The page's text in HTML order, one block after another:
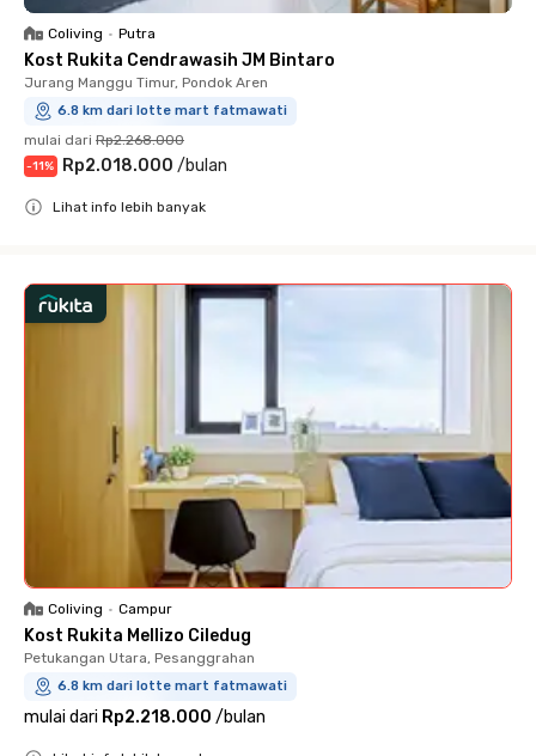
Coliving • Putra
Kost Rukita Cendrawasih JM Bintaro
Jurang Manggu Timur, Pondok Aren
6.8 km dari lotte mart fatmawati
mulai dari Rp2.268.000
-11% Rp2.018.000 /bulan
Lihat info lebih banyak
Coliving • Campur
Kost Rukita Mellizo Ciledug
Petukangan Utara, Pesanggrahan
6.8 km dari lotte mart fatmawati
mulai dari Rp2.218.000 /bulan